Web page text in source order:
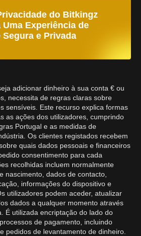
do Bitkingz
Uma Experiência de
e Privada
adicionar dinheiro à sua conta € ou
necessita de regras claras sobre
sensíveis. Este recurso explica formas
as ações dos utilizadores, cumprindo
Portugal e as medidas de
Os clientes registados recebem
quais dados pessoais e financeiros
consentimento para cada
recolhidas incluem normalmente
nascimento, dados de contacto,
informações do dispositivo e
utilizadores podem aceder, atualizar
dados a qualquer momento através
É utilizada encriptação do lado do
de pagamento, incluindo
pedidos de levantamento de dinheiro.